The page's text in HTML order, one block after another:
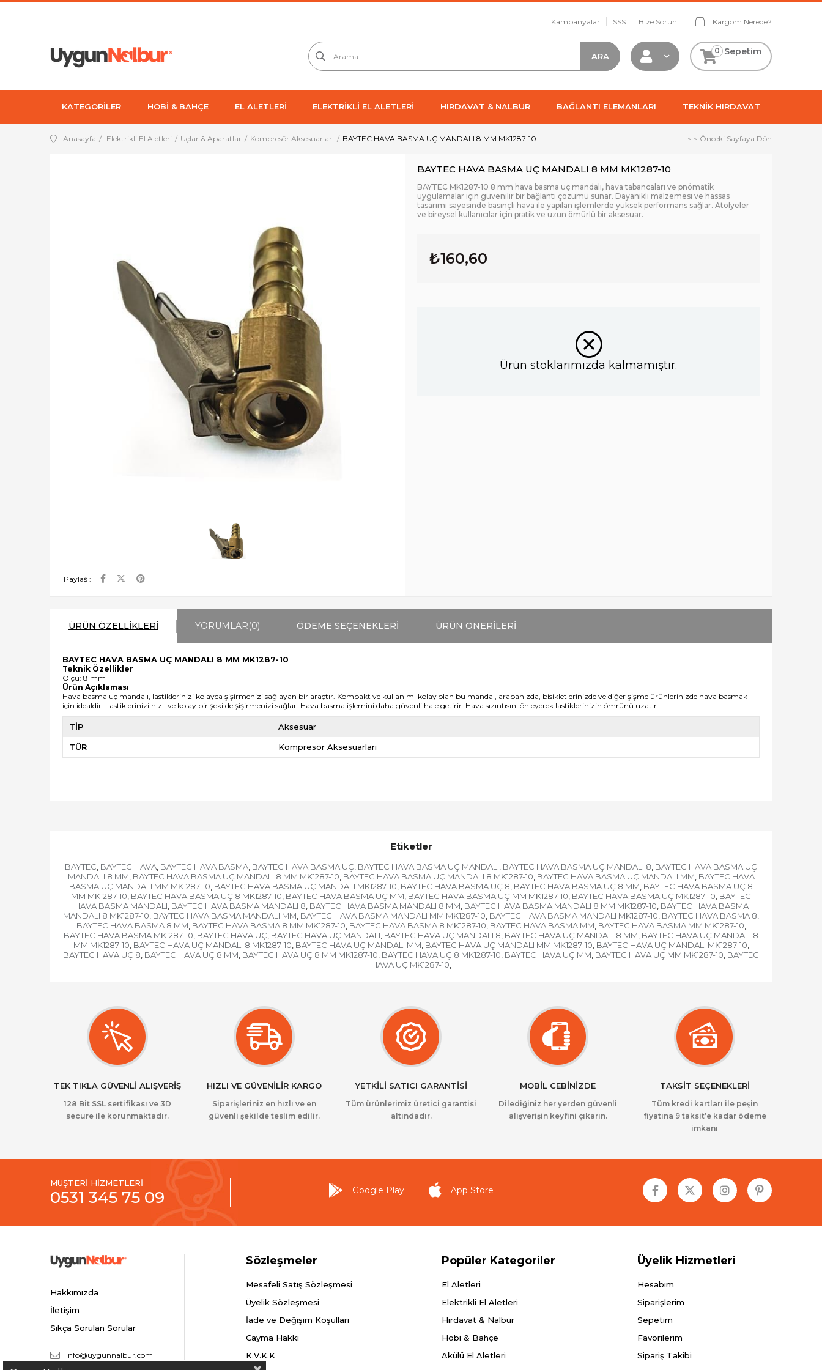
Kampanyalar SSS Bize Sorun Kargom Nerede?
Sepetim
0
KATEGORİLER HOBİ & BAHÇE EL ALETLERİ ELEKTRİKLİ EL ALETLERİ HIRDAVAT & NALBUR BAĞLANTI ELEMANLARI TEKNİK HIRDAVAT
Anasayfa Elektrikli El Aletleri Uçlar & Aparatlar Kompresör Aksesuarları BAYTEC HAVA BASMA UÇ MANDALI 8 MM MK1287-10 < < Önceki Sayfaya Dön
Paylaş :
BAYTEC HAVA BASMA UÇ MANDALI 8 MM MK1287-10
BAYTEC MK1287-10 8 mm hava basma uç mandalı, hava tabancaları ve pnömatik
uygulamalar için güvenilir bir bağlantı çözümü sunar. Dayanıklı malzemesi ve hassas
tasarımı sayesinde basınçlı hava ile yapılan işlemlerde yüksek performans sağlar. Atölyeler
ve bireysel kullanıcılar için pratik ve uzun ömürlü bir aksesuar.
₺160,60
Ürün stoklarımızda kalmamıştır.
ÜRÜN ÖZELLIKLERI YORUMLAR(0) ÖDEME SEÇENEKLERI ÜRÜN ÖNERILERI
BAYTEC HAVA BASMA UÇ MANDALI 8 MM MK1287-10
Teknik Özellikler
Ölçü: 8 mm
Ürün Açıklaması
Hava basma uç mandalı, lastiklerinizi kolayca şişirmenizi sağlayan bir araçtır. Kompakt ve kullanımı kolay olan bu mandal, arabanızda, bisikletlerinizde ve diğer şişme ürünlerinizde hava basmak
için idealdir. Lastiklerinizi hızlı ve kolay bir şekilde şişirmenizi sağlar. Hava basma işlemini daha güvenli hale getirir. Hava sızıntısını önleyerek lastiklerinizin ömrünü uzatır.
TİP Aksesuar
TÜR Kompresör Aksesuarları
Etiketler
BAYTEC, BAYTEC HAVA, BAYTEC HAVA BASMA, BAYTEC HAVA BASMA UÇ, BAYTEC HAVA BASMA UÇ MANDALI, BAYTEC HAVA BASMA UÇ MANDALI 8, BAYTEC HAVA BASMA UÇ
MANDALI 8 MM, BAYTEC HAVA BASMA UÇ MANDALI 8 MM MK1287-10, BAYTEC HAVA BASMA UÇ MANDALI 8 MK1287-10, BAYTEC HAVA BASMA UÇ MANDALI MM, BAYTEC HAVA
BASMA UÇ MANDALI MM MK1287-10, BAYTEC HAVA BASMA UÇ MANDALI MK1287-10, BAYTEC HAVA BASMA UÇ 8, BAYTEC HAVA BASMA UÇ 8 MM, BAYTEC HAVA BASMA UÇ 8
MM MK1287-10, BAYTEC HAVA BASMA UÇ 8 MK1287-10, BAYTEC HAVA BASMA UÇ MM, BAYTEC HAVA BASMA UÇ MM MK1287-10, BAYTEC HAVA BASMA UÇ MK1287-10, BAYTEC
HAVA BASMA MANDALI, BAYTEC HAVA BASMA MANDALI 8, BAYTEC HAVA BASMA MANDALI 8 MM, BAYTEC HAVA BASMA MANDALI 8 MM MK1287-10, BAYTEC HAVA BASMA
MANDALI 8 MK1287-10, BAYTEC HAVA BASMA MANDALI MM, BAYTEC HAVA BASMA MANDALI MM MK1287-10, BAYTEC HAVA BASMA MANDALI MK1287-10, BAYTEC HAVA BASMA 8,
BAYTEC HAVA BASMA 8 MM, BAYTEC HAVA BASMA 8 MM MK1287-10, BAYTEC HAVA BASMA 8 MK1287-10, BAYTEC HAVA BASMA MM, BAYTEC HAVA BASMA MM MK1287-10,
BAYTEC HAVA BASMA MK1287-10, BAYTEC HAVA UÇ, BAYTEC HAVA UÇ MANDALI, BAYTEC HAVA UÇ MANDALI 8, BAYTEC HAVA UÇ MANDALI 8 MM, BAYTEC HAVA UÇ MANDALI 8
MM MK1287-10, BAYTEC HAVA UÇ MANDALI 8 MK1287-10, BAYTEC HAVA UÇ MANDALI MM, BAYTEC HAVA UÇ MANDALI MM MK1287-10, BAYTEC HAVA UÇ MANDALI MK1287-10,
BAYTEC HAVA UÇ 8, BAYTEC HAVA UÇ 8 MM, BAYTEC HAVA UÇ 8 MM MK1287-10, BAYTEC HAVA UÇ 8 MK1287-10, BAYTEC HAVA UÇ MM, BAYTEC HAVA UÇ MM MK1287-10, BAYTEC
HAVA UÇ MK1287-10,
TEK TIKLA GÜVENLİ ALIŞVERİŞ
128 Bit SSL sertifikası ve 3D
secure ile korunmaktadır.
HIZLI VE GÜVENİLİR KARGO
Siparişleriniz en hızlı ve en
güvenli şekilde teslim edilir.
YETKİLİ SATICI GARANTİSİ
Tüm ürünlerimiz üretici garantisi
altındadır.
MOBİL CEBİNİZDE
Dilediğiniz her yerden güvenli
alışverişin keyfini çıkarın.
TAKSİT SEÇENEKLERİ
Tüm kredi kartları ile peşin
fiyatına 9 taksit’e kadar ödeme
imkanı
MÜŞTERİ HİZMETLERİ
0531 345 75 09 Google Play App Store
Hakkımızda
İletişim
Sıkça Sorulan Sorular
info@uygunnalbur.com
Sözleşmeler
Mesafeli Satış Sözleşmesi
Üyelik Sözleşmesi
İade ve Değişim Koşulları
Cayma Hakkı
K.V.K.K
Popüler Kategoriler
El Aletleri
Elektrikli El Aletleri
Hırdavat & Nalbur
Hobi & Bahçe
Akülü El Aletleri
Üyelik Hizmetleri
Hesabım
Siparişlerim
Sepetim
Favorilerim
Sipariş Takibi